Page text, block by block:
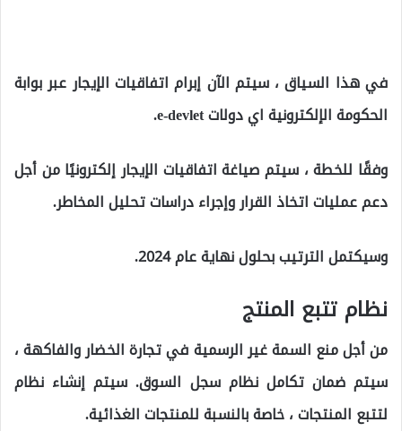
في هذا السياق ، سيتم الآن إبرام اتفاقيات الإيجار عبر بوابة
الحكومة الإلكترونية اي دولات e-devlet.
وفقًا للخطة ، سيتم صياغة اتفاقيات الإيجار إلكترونيًا من أجل
دعم عمليات اتخاذ القرار وإجراء دراسات تحليل المخاطر.
وسيكتمل الترتيب بحلول نهاية عام 2024.
نظام تتبع المنتج
من أجل منع السمة غير الرسمية في تجارة الخضار والفاكهة ،
سيتم ضمان تكامل نظام سجل السوق. سيتم إنشاء نظام
لتتبع المنتجات ، خاصة بالنسبة للمنتجات الغذائية.